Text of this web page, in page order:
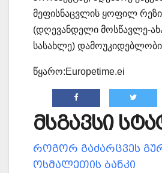
მეფისნაცვლის ყოფილ
(დღევანდელი მოსწავლე-
სასახლე)
წყარო:Europetime.ei
მსგავსი
როგორ გაძარცვეს
ოსმალეთის ბანკი